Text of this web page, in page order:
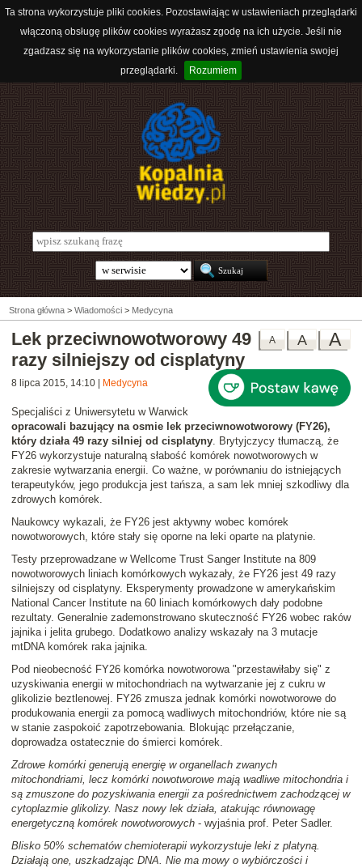
Ta strona wykorzystuje pliki cookies. Pozostawiając w ustawieniach przeglądarki
włączoną obsługę plików cookies wyrażasz zgodę na ich użycie. Jeśli nie
zgadzasz się na wykorzystanie plików cookies, zmień ustawienia swojej
przeglądarki.
Rozumiem
Strona główna > Wiadomości > Medycyna
A
A
A
Lek przeciwnowotworowy 49
razy silniejszy od cisplatyny
8 lipca 2015, 14:10 Medycyna
Specjaliści z Uniwersytetu w Warwick
opracowali bazujący na osmie lek przeciwnowotworowy (FY26),
który działa 49 razy silniej od cisplatyny. Brytyjczycy tłumaczą, że
FY26 wykorzystuje naturalną słabość komórek nowotworowych w
zakresie wytwarzania energii. Co ważne, w porównaniu do istniejących
terapeutyków, jego produkcja jest tańsza, a sam lek mniej szkodliwy dla
zdrowych komórek.
Naukowcy wykazali, że FY26 jest aktywny wobec komórek
nowotworowych, które stały się oporne na leki oparte na platynie.
Testy przeprowadzane w Wellcome Trust Sanger Institute na 809
nowotworowych liniach komórkowych wykazały, że FY26 jest 49 razy
silniejszy od cisplatyny. Eksperymenty prowadzone w amerykańskim
National Cancer Institute na 60 liniach komórkowych dały podobne
rezultaty. Generalnie zademonstrowano skuteczność FY26 wobec raków
jajnika i jelita grubego. Dodatkowo analizy wskazały na 3 mutacje
mtDNA komórek raka jajnika.
Pod nieobecność FY26 komórka nowotworowa "przestawiłaby się" z
uzyskiwania energii w mitochondriach na wytwarzanie jej z cukru w
glikolizie beztlenowej. FY26 zmusza jednak komórki nowotworowe do
produkowania energii za pomocą wadliwych mitochondriów, które nie są
w stanie zaspokoić zapotrzebowania. Blokując przełączanie,
doprowadza ostatecznie do śmierci komórek.
Zdrowe komórki generują energię w organellach zwanych
mitochondriami, lecz komórki nowotworowe mają wadliwe mitochondria i
są zmuszone do pozyskiwania energii za pośrednictwem zachodzącej w
cytoplazmie glikolizy. Nasz nowy lek działa, atakując równowagę
energetyczną komórek nowotworowych - wyjaśnia prof. Peter Sadler.
Blisko 50% schematów chemioterapii wykorzystuje leki z platyną.
Działają one, uszkadzając DNA. Nie ma mowy o wybiórczości i